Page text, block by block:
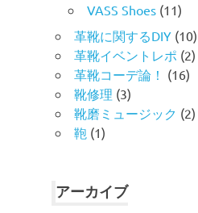
VASS Shoes (11)
革靴に関するDIY (10)
革靴イベントレポ (2)
革靴コーデ論！ (16)
靴修理 (3)
靴磨ミュージック (2)
鞄 (1)
アーカイブ